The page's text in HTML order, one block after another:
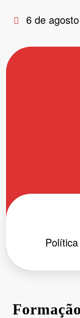
para
conteúdo
6 de
Política